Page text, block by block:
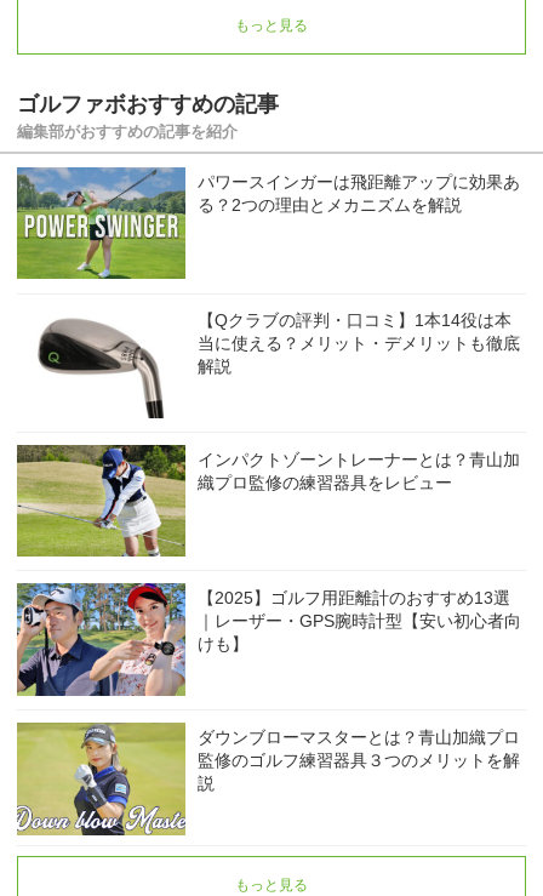
もっと見る
ゴルファボおすすめの記事
編集部がおすすめの記事を紹介
パワースインガーは飛距離アップに効果あ
る？2つの理由とメカニズムを解説
【Qクラブの評判・口コミ】1本14役は本
当に使える？メリット・デメリットも徹底
解説
インパクトゾーントレーナーとは？青山加
織プロ監修の練習器具をレビュー
【2025】ゴルフ用距離計のおすすめ13選
｜レーザー・GPS腕時計型【安い初心者向
けも】
ダウンブローマスターとは？青山加織プロ
監修のゴルフ練習器具３つのメリットを解
説
もっと見る